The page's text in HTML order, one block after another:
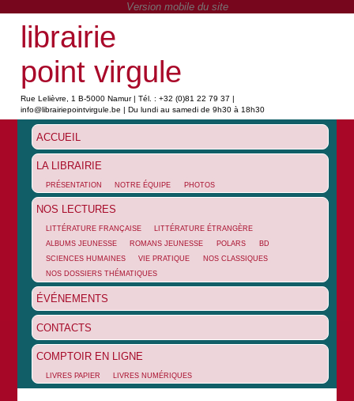
librairie
point virgule
Rue Lelièvre, 1 B-5000 Namur | Tél. : +32 (0)81 22 79 37 |
info@librairiepointvirgule.be | Du lundi au samedi de 9h30 à 18h30
ACCUEIL
LA LIBRAIRIE
PRÉSENTATION NOTRE ÉQUIPE PHOTOS
NOS LECTURES
LITTÉRATURE FRANÇAISE
LITTÉRATURE ÉTRANGÈRE
ALBUMS JEUNESSE
ROMANS JEUNESSE POLARS
BD
SCIENCES HUMAINES
VIE PRATIQUE
NOS CLASSIQUES
NOS DOSSIERS THÉMATIQUES
ÉVÉNEMENTS
CONTACTS
COMPTOIR EN LIGNE
LIVRES PAPIER LIVRES NUMÉRIQUES